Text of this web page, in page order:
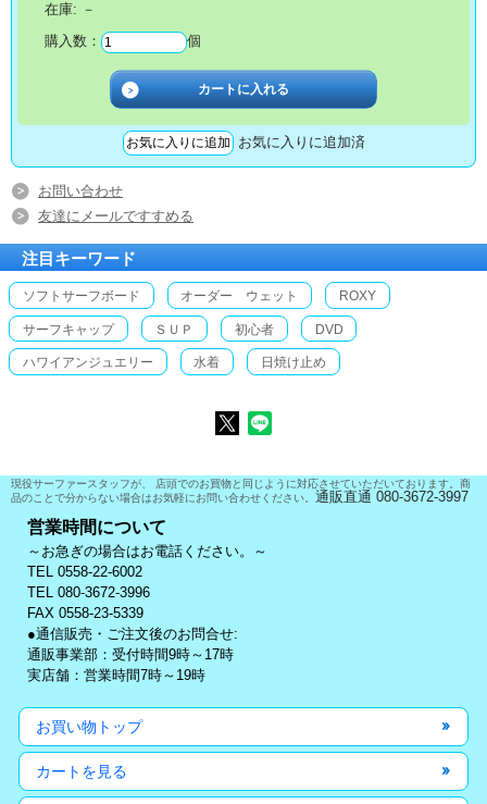
在庫: －
購入数：
個
お気に入りに追加済
お問い合わせ
友達にメールですすめる
注目キーワード
ソフトサーフボード オーダー ウェット ROXY
サーフキャップ ＳＵＰ 初心者 DVD
ハワイアンジュエリー 水着 日焼け止め
現役サーファースタッフが、 店頭でのお買物と同じように対応させていただいております。商
品のことで分からない場合はお気軽にお問い合わせください。 通販直通 080-3672-3997
営業時間について
～お急ぎの場合はお電話ください。～
TEL 0558-22-6002
TEL 080-3672-3996
FAX 0558-23-5339
●通信販売・ご注文後のお問合せ:
通販事業部：受付時間9時～17時
実店舗：営業時間7時～19時
お買い物トップ
カートを見る